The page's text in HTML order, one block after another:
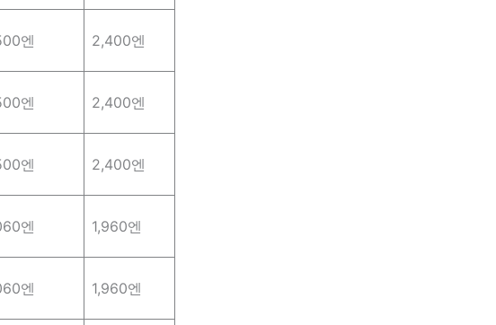
엔 2,400엔
엔 2,400엔
엔 2,400엔
엔 1,960엔
엔 1,960엔